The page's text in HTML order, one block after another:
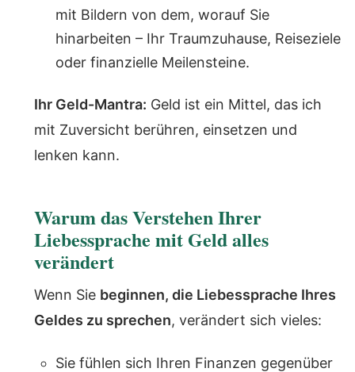
mit Bildern von dem, worauf Sie
hinarbeiten – Ihr Traumzuhause, Reiseziele
oder finanzielle Meilensteine.
Ihr Geld-Mantra: Geld ist ein Mittel, das ich
mit Zuversicht berühren, einsetzen und
lenken kann.
Warum das Verstehen Ihrer
Liebessprache mit Geld alles
verändert
Wenn Sie beginnen, die Liebessprache Ihres
Geldes zu sprechen, verändert sich vieles:
Sie fühlen sich Ihren Finanzen gegenüber